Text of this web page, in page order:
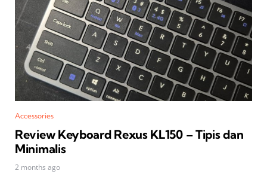
Accessories
Review Keyboard Rexus KL150 – Tipis dan
Minimalis
2 months ago